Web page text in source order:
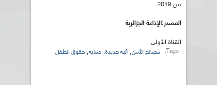
من 2019.
المصدر:الإذاعة الجزائرية
القناة الأولى
Tags: مصالح الأمن,آلية جديدة, حماية, حقوق الطفل